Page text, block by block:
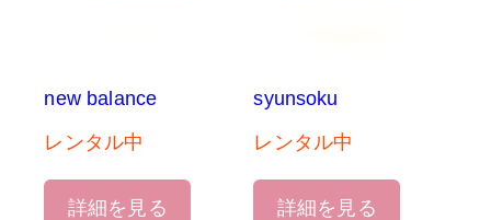
new balance
レンタル中
詳細を見る
syunsoku
レンタル中
詳細を見る